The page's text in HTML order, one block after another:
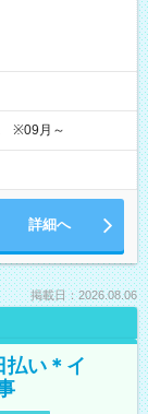
※09月～
詳細へ
掲載日：2026.08.06
払い＊イ